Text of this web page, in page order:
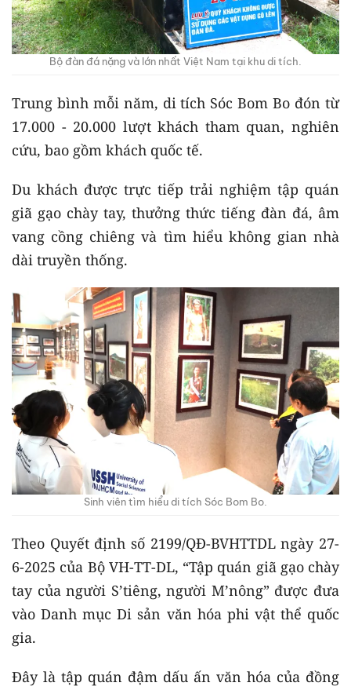
Bộ đàn đá nặng và lớn nhất Việt Nam tại khu di tích.
Trung bình mỗi năm, di tích Sóc Bom Bo đón từ
17.000 - 20.000 lượt khách tham quan, nghiên
cứu, bao gồm khách quốc tế.
Du khách được trực tiếp trải nghiệm tập quán
giã gạo chày tay, thưởng thức tiếng đàn đá, âm
vang cồng chiêng và tìm hiểu không gian nhà
dài truyền thống.
Sinh viên tìm hiểu di tích Sóc Bom Bo.
Theo Quyết định số 2199/QĐ-BVHTTDL ngày 27-
6-2025 của Bộ VH-TT-DL, “Tập quán giã gạo chày
tay của người S’tiêng, người M’nông” được đưa
vào Danh mục Di sản văn hóa phi vật thể quốc
gia.
Đây là tập quán đậm dấu ấn văn hóa của đồng